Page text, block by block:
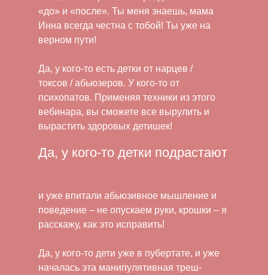
«до» и «после». Ты меня знаешь, мама
Инна всегда честна с тобой! Ты уже на
верном пути!
Да, у кого-то есть детки от нарцев /
токсов / абьюзеров. У кого-то от
психопатов. Применяя техники из этого
вебинара, вы сможете все вырулить и
вырастить здоровых детишек!
и уже впитали абьюзивное мышление и
поведение – не опускаем руки, крошки – я
расскажу, как это исправить!
Да, у кого-то дети уже в пубертате, и уже
началась эта манипулятивная треш-
Да, у кого-то детки подрастают